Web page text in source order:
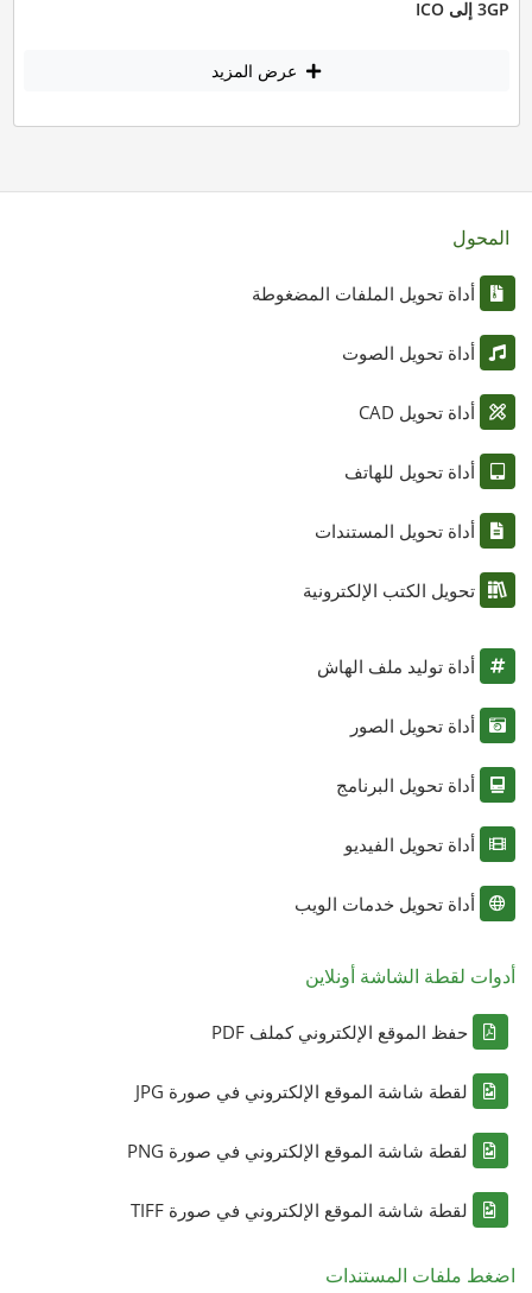
3GP إلى ICO
عرض المزيد
المحول
أداة تحويل الملفات المضغوطة
أداة تحويل الصوت
أداة تحويل CAD
أداة تحويل للهاتف
أداة تحويل المستندات
تحويل الكتب الإلكترونية
أداة توليد ملف الهاش
أداة تحويل الصور
أداة تحويل البرنامج
أداة تحويل الفيديو
أداة تحويل خدمات الويب
أدوات لقطة الشاشة أونلاين
حفظ الموقع الإلكتروني كملف PDF
لقطة شاشة الموقع الإلكتروني في صورة JPG
لقطة شاشة الموقع الإلكتروني في صورة PNG
لقطة شاشة الموقع الإلكتروني في صورة TIFF
اضغط ملفات المستندات